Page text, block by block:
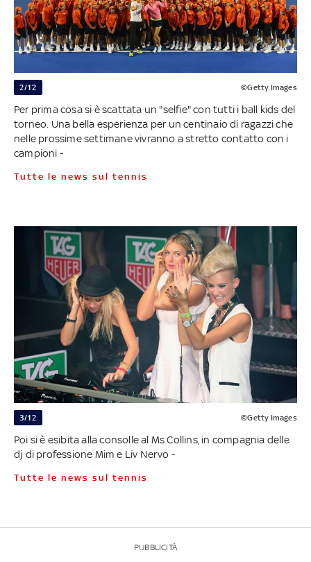
2/12 ©Getty Images
Per prima cosa si è scattata un "selfie" con tutti i ball kids del
torneo. Una bella esperienza per un centinaio di ragazzi che
nelle prossime settimane vivranno a stretto contatto con i
campioni -
Tutte le news sul tennis
3/12 ©Getty Images
Poi si è esibita alla consolle al Ms Collins, in compagnia delle
dj di professione Mim e Liv Nervo -
Tutte le news sul tennis
PUBBLICITÀ